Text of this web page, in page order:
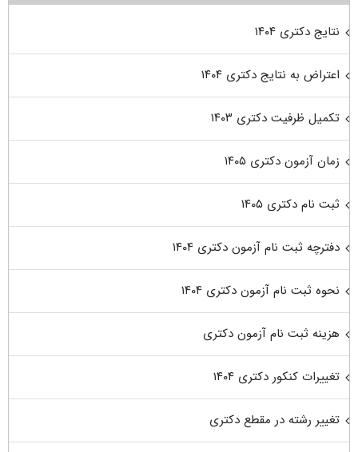
نتایج دکتری ۱۴۰۴
اعتراض به نتایج دکتری ۱۴۰۴
تکمیل ظرفیت دکتری ۱۴۰۳
زمان آزمون دکتری ۱۴۰۵
ثبت نام دکتری ۱۴۰۵
دفترچه ثبت نام آزمون دکتری ۱۴۰۴
نحوه ثبت نام آزمون دکتری ۱۴۰۴
هزینه ثبت نام آزمون دکتری
تغییرات کنکور دکتری ۱۴۰۴
تغییر رشته در مقطع دکتری